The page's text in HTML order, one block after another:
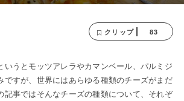
クリップ 83
いうとモッツアレラやカマンベール、パルミジ
ですが、世界にはあらゆる種類のチーズがまだ
記事ではそんなチーズの種類について、それぞ